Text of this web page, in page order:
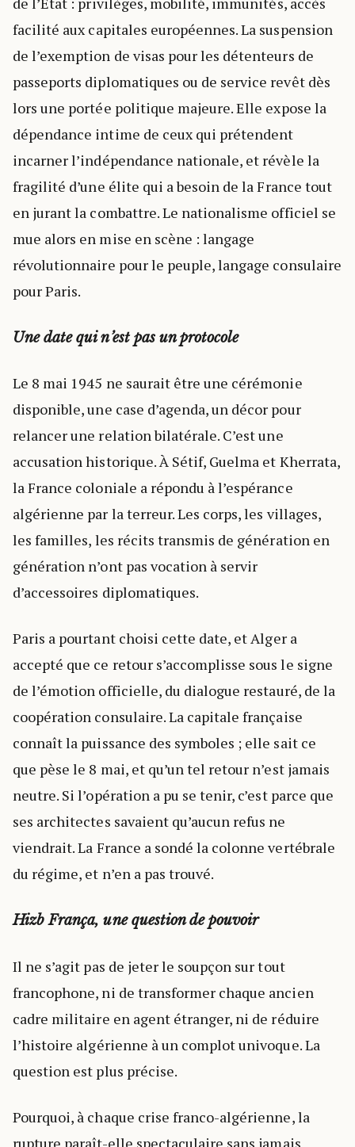
facilité aux capitales européennes. La suspension
de l’exemption de visas pour les détenteurs de
passeports diplomatiques ou de service revêt dès
lors une portée politique majeure. Elle expose la
dépendance intime de ceux qui prétendent
incarner l’indépendance nationale, et révèle la
fragilité d’une élite qui a besoin de la France tout
en jurant la combattre. Le nationalisme officiel se
mue alors en mise en scène : langage
révolutionnaire pour le peuple, langage consulaire
pour Paris.
Une date qui n’est pas un protocole
Le 8 mai 1945 ne saurait être une cérémonie
disponible, une case d’agenda, un décor pour
relancer une relation bilatérale. C’est une
accusation historique. À Sétif, Guelma et Kherrata,
la France coloniale a répondu à l’espérance
algérienne par la terreur. Les corps, les villages,
les familles, les récits transmis de génération en
génération n’ont pas vocation à servir
d’accessoires diplomatiques.
Paris a pourtant choisi cette date, et Alger a
accepté que ce retour s’accomplisse sous le signe
de l’émotion officielle, du dialogue restauré, de la
coopération consulaire. La capitale française
connaît la puissance des symboles ; elle sait ce
que pèse le 8 mai, et qu’un tel retour n’est jamais
neutre. Si l’opération a pu se tenir, c’est parce que
ses architectes savaient qu’aucun refus ne
viendrait. La France a sondé la colonne vertébrale
du régime, et n’en a pas trouvé.
Hizb França, une question de pouvoir
Il ne s’agit pas de jeter le soupçon sur tout
francophone, ni de transformer chaque ancien
cadre militaire en agent étranger, ni de réduire
l’histoire algérienne à un complot univoque. La
question est plus précise.
Pourquoi, à chaque crise franco-algérienne, la
rupture paraît-elle spectaculaire sans jamais